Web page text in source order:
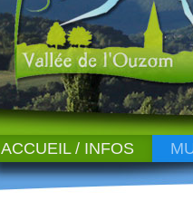
ACCUEIL / INFOS